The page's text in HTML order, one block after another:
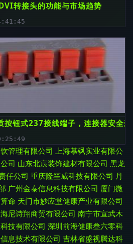
转接头的功能与市场趋势
按钮式237接线端子，连接器安全
管理有限公司 上海慕飒实业有限公
司 山东北宸装饰建材有限公司 黑龙
任公司 重庆隆笙威科技有限公司 丹
广州金泰信息科技有限公司 厦门微
命 天门市妙应堂健康产业有限公司
尼诗翔商贸有限公司 南宁市宣武木
技有限公司 深圳前海健康叁六零科
息技术有限公司 吉林省盛视腾达科